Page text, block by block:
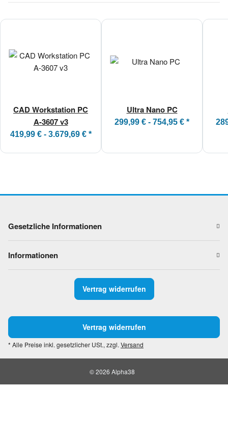
CAD Workstation PC
A-3607 v3
419,99 € - 3.679,69 € *
Ultra Nano PC
299,99 € - 754,95 € *
Gesetzliche Informationen
Informationen
Vertrag widerrufen
Vertrag widerrufen
* Alle Preise inkl. gesetzlicher USt., zzgl. Versand
© 2026 Alpha38